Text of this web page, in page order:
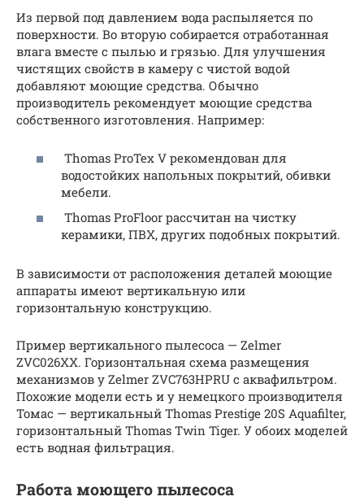
Из первой под давлением вода распыляется по
поверхности. Во вторую собирается отработанная
влага вместе с пылью и грязью. Для улучшения
чистящих свойств в камеру с чистой водой
добавляют моющие средства. Обычно
производитель рекомендует моющие средства
собственного изготовления. Например:
Thomas ProTex V рекомендован для
водостойких напольных покрытий, обивки
мебели.
Thomas ProFloor рассчитан на чистку
керамики, ПВХ, других подобных покрытий.
В зависимости от расположения деталей моющие
аппараты имеют вертикальную или
горизонтальную конструкцию.
Пример вертикального пылесоса — Zelmer
ZVC026XX. Горизонтальная схема размещения
механизмов у Zelmer ZVC763HPRU с аквафильтром.
Похожие модели есть и у немецкого производителя
Томас — вертикальный Thomas Prestige 20S Aquafilter,
горизонтальный Thomas Twin Tiger. У обоих моделей
есть водная фильтрация.
Работа моющего пылесоса